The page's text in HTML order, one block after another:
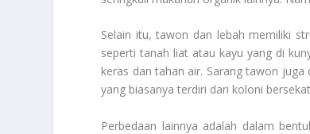
Selain itu, tawon dan lebah memiliki
seperti tanah liat atau kayu yang di
keras dan tahan air. Sarang tawon
yang biasanya terdiri dari koloni
Perbedaan lainnya adalah dalam